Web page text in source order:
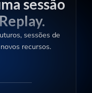
sessão
sessões de
recursos.